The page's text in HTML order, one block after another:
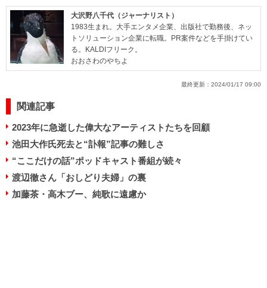
大沢野八千代（ジャーナリスト）
1983生まれ。大手エンタメ企業、出版社で勤務後、ネッ
トソリューション企業に転職。PR案件などを手掛けてい
る。KALDIフリーク。
おおさわのやちよ
最終更新： 2024/01/17 09:00
関連記事
2023年に急逝した偉大なアーティストたちを回顧
池田大作氏死去と“訃報”記事の難しさ
“ここだけの話”ポッドキャスト番組が続々
渡辺徹さん「おしどり夫婦」の裏
加藤茶・高木ブー、純歌に遠慮か